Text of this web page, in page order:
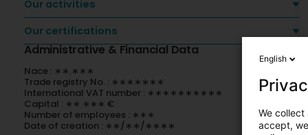
Our activities
Our certifications
Administrative & Financial Data
Nace : ∗∗.∗∗∗
Trade registry No. : ∗∗∗∗∗∗∗
International VAT number : ∗∗∗∗∗∗∗∗∗∗
Capital : ∗∗ ∗∗∗ €
Number of employees : ∗∗∗
Date of creation : ∗∗/∗∗/∗∗∗∗
English
We
accept,